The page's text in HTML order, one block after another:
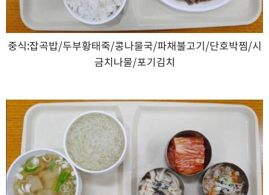
중식:잡곡밥/두부황태죽/콩나물국/파채불고기/단호박찜/시
금치나물/포기김치